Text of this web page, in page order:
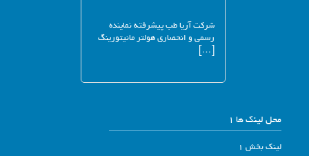
شرکت آریا طب پیشرفته نماینده
رسمی و انحصاری هولتر مانیتورینگ
[…]
محل لینک ها 1
لینک بخش 1